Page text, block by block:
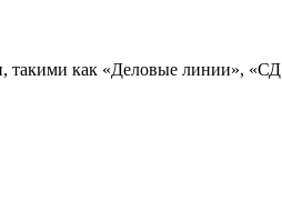
такими как «Деловые линии»,